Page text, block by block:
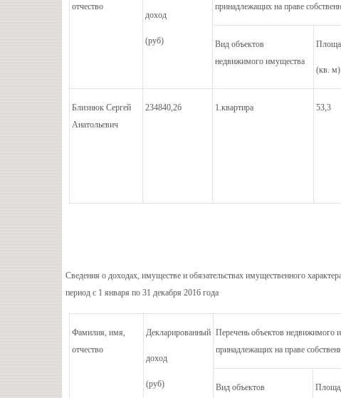
отчество
доход
(руб)
принадлежащих на праве
Вид объектов
недвижимого имущества
(кв. м)
Близнюк Сергей
Анатольевич
234840,26 1.квартира 53,3
Сведения о доходах, имуществе и обязательствах имущественного
период с 1 января по 31 декабря 2016 года
Фамилия, имя,
отчество
Декларированный
доход
(руб)
Перечень объектов недвижимого
принадлежащих на праве
Вид объектов